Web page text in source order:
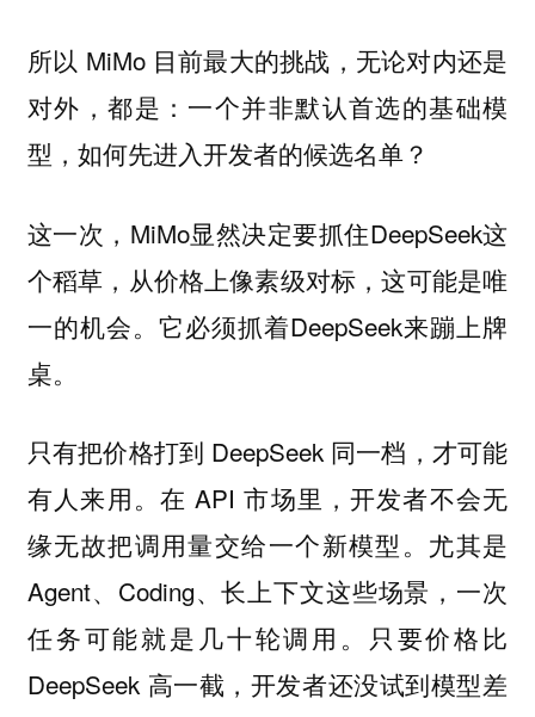
所以 MiMo 目前最大的挑战，无论对内还是
对外，都是：一个并非默认首选的基础模
型，如何先进入开发者的候选名单？
这一次，MiMo显然决定要抓住DeepSeek这
个稻草，从价格上像素级对标，这可能是唯
一的机会。它必须抓着DeepSeek来蹦上牌
桌。
只有把价格打到 DeepSeek 同一档，才可能
有人来用。在 API 市场里，开发者不会无
缘无故把调用量交给一个新模型。尤其是
Agent、Coding、长上下文这些场景，一次
任务可能就是几十轮调用。只要价格比
DeepSeek 高一截，开发者还没试到模型差